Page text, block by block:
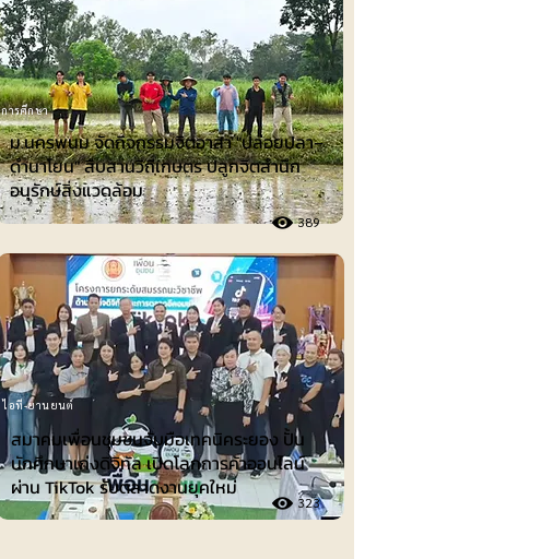
ม.นครพนม จัดกิจกรรมจิตอาสา "ปล่อยปลา–
ดำนาโยน" สืบสานวิถีเกษตร ปลูกจิตสำนึก
อนุรักษ์สิ่งแวดล้อม
การศึกษา
สมาคมเพื่อนชุมชนจับมือเทคนิคระยอง ปั้น
นักศึกษาเก่งดิจิทัล เปิดโลกการค้าออนไลน์
ผ่าน TikTok รับตลาดงานยุคใหม่
323
ไอที-ยานยนต์
389